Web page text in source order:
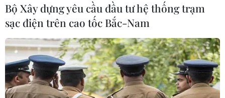
Liên hợp quốc kêu gọi chấm dứt tấn
công dân thường trong xung đột
Nga-Ukraine
07/08/2026 04:29
Meta bồi thường gần 600 triệu USD
Bộ Xây dựng yêu cầu đầu tư hệ thống trạm
sạc điện trên cao tốc Bắc-Nam